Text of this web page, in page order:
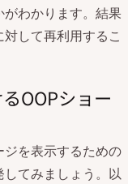
わかります。結果
して再利用するこ
OOPショー
を表示するための
てみましょう。以